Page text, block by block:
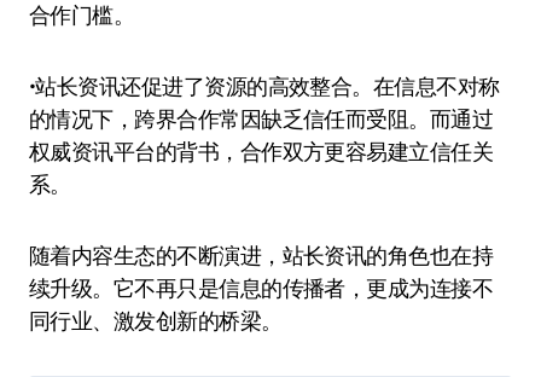
合作门槛。
•站长资讯还促进了资源的高效整合。在信息不对称
的情况下，跨界合作常因缺乏信任而受阻。而通过
权威资讯平台的背书，合作双方更容易建立信任关
系。
随着内容生态的不断演进，站长资讯的角色也在持
续升级。它不再只是信息的传播者，更成为连接不
同行业、激发创新的桥梁。